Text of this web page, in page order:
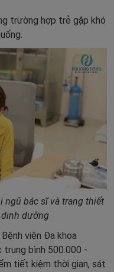
trường hợp trẻ gặp khó
ngũ bác sĩ và trang thiết
dưỡng
viện Đa khoa
bình 500.000 -
tiết kiệm thời gian, sát